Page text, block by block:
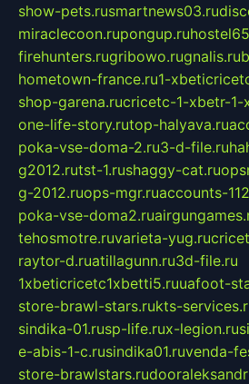
show-pets.rusmartnews03.ru
miraclecoon.rupongup.ru
firehunters.rugribowo.rugnalis.ru
hometown-france.ru1-
shop-garena.rucricetc-1-xbetr-1-
one-life-story.rutop-halyava.ru
poka-vse-doma-2.ru3-d-file.ru
g2012.rutst-1.rushaggy-cat.ru
g-2012.ruops-mgr.ruaccounts-
poka-vse-doma2.ru
tehosmotre.ruvarieta-yug.ru
raytor-d.ruatillagunn.ru3d-file.ru
1xbeticricetc1xbetti5.ruuafoot-
store-brawl-stars.rukts-
sindika-01.rusp-life.rux-legion.ru
e-abis-1-c.rusindika01.ruvenda-
store-brawlstars.ru